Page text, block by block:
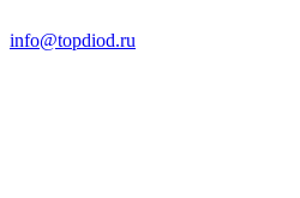
info@topdiod.ru